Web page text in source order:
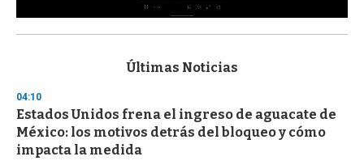
s
d
s
o
f
3
Últimas Noticias
04:10
Estados Unidos frena el ingreso de aguacate de
México: los motivos detrás del bloqueo y cómo
impacta la medida